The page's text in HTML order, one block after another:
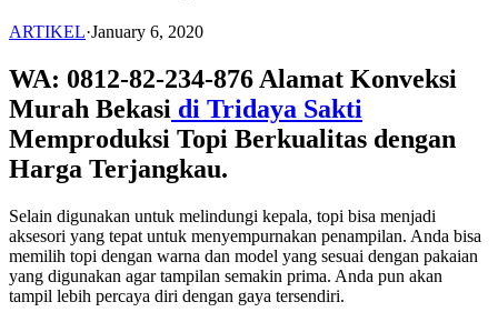
ARTIKEL·January 6, 2020
WA: 0812-82-234-876 Alamat Konveksi
Murah Bekasi di Tridaya Sakti
Memproduksi Topi Berkualitas dengan
Harga Terjangkau.
Selain digunakan untuk melindungi kepala, topi bisa menjadi
aksesori yang tepat untuk menyempurnakan penampilan. Anda bisa
memilih topi dengan warna dan model yang sesuai dengan pakaian
yang digunakan agar tampilan semakin prima. Anda pun akan
tampil lebih percaya diri dengan gaya tersendiri.